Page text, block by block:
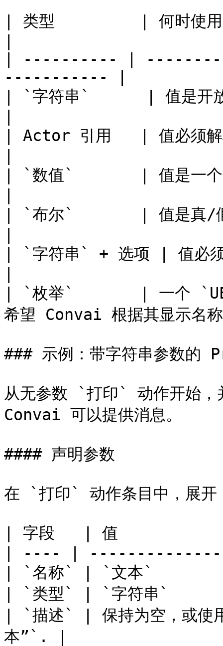
| 类型         | 何时使用
| ---------- |
----------- |
| `字符串`      | 值是开放
| Actor 引用   | 值必须解
| `数值`       | 值是一个数
| `布尔`       | 值是真/假
| `字符串` + 选项 | 值必须
| `枚举`       | 一个
希望 Convai 根据其显示名
### 示例：带字符串参数的
从无参数 `打印` 动作开始，
Convai 可以提供消息。
#### 声明参数
在 `打印` 动作条目中，
| 字段   | 值
| ---- |
| `名称` | `文本`
| `类型` | `字符串
| `描述` | 保持为空，或使
本”`. |